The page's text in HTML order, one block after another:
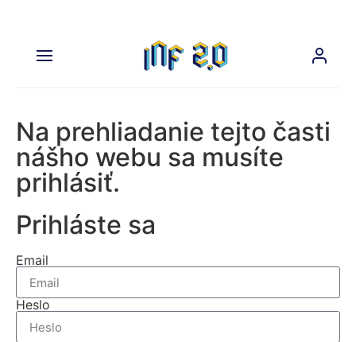
Na prehliadanie tejto časti
nášho webu sa musíte
prihlásiť.
Prihláste sa
Email
Heslo